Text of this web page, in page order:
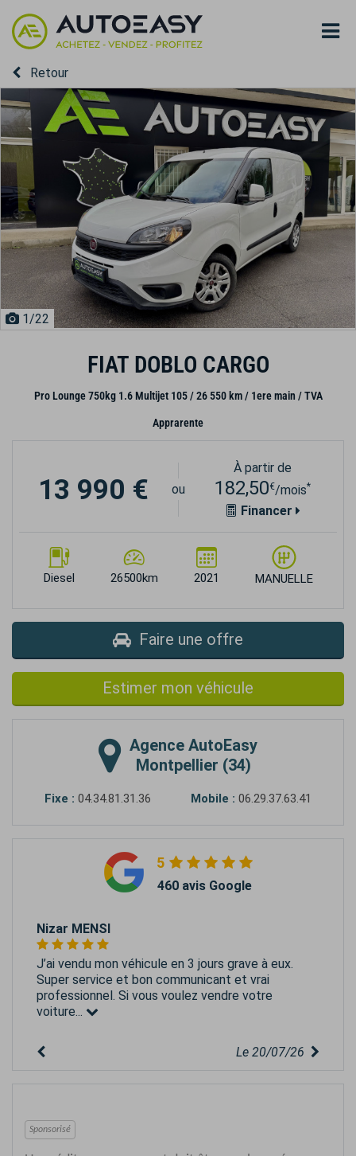
Retour
1/22
FIAT DOBLO CARGO
Pro Lounge 750kg 1.6 Multijet 105 / 26 550 km / 1ere main / TVA
Apprarente
Diesel 26500km 2021 MANUELLE
13 990 € ou
À partir de
182,50€/mois*
Financer
Faire une offre
Estimer mon véhicule
Agence AutoEasy
Montpellier (34)
Fixe : 04.34.81.31.36 Mobile : 06.29.37.63.41
5
460 avis Google
Nizar MENSI
J’ai vendu mon véhicule en 3 jours grave à eux.
Super service et bon communicant et vrai
professionnel. Si vous voulez vendre votre
voiture...
Le 20/07/26